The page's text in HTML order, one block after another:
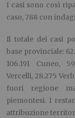
I casi sono così
caso, 788 con
Il totale dei casi
base provinciale:
106.191 Cuneo,
Vercelli, 28.275
fuori regione
piemontesi. I
attribuzione